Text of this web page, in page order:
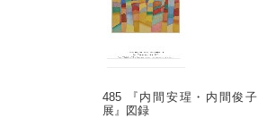
485 『内間安瑆・内間俊子
展』図録